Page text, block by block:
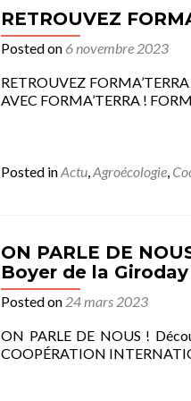
RETROUVEZ
Posted on 6 novembre 2023
RETROUVEZ
AVEC FORMA’TERRA !
Posted inActu,Agroécologie,
ON PARLE DE
Boyer de la
Posted on 24 mars 2023
ON PARLE DE NOUS !
COOPÉRATION